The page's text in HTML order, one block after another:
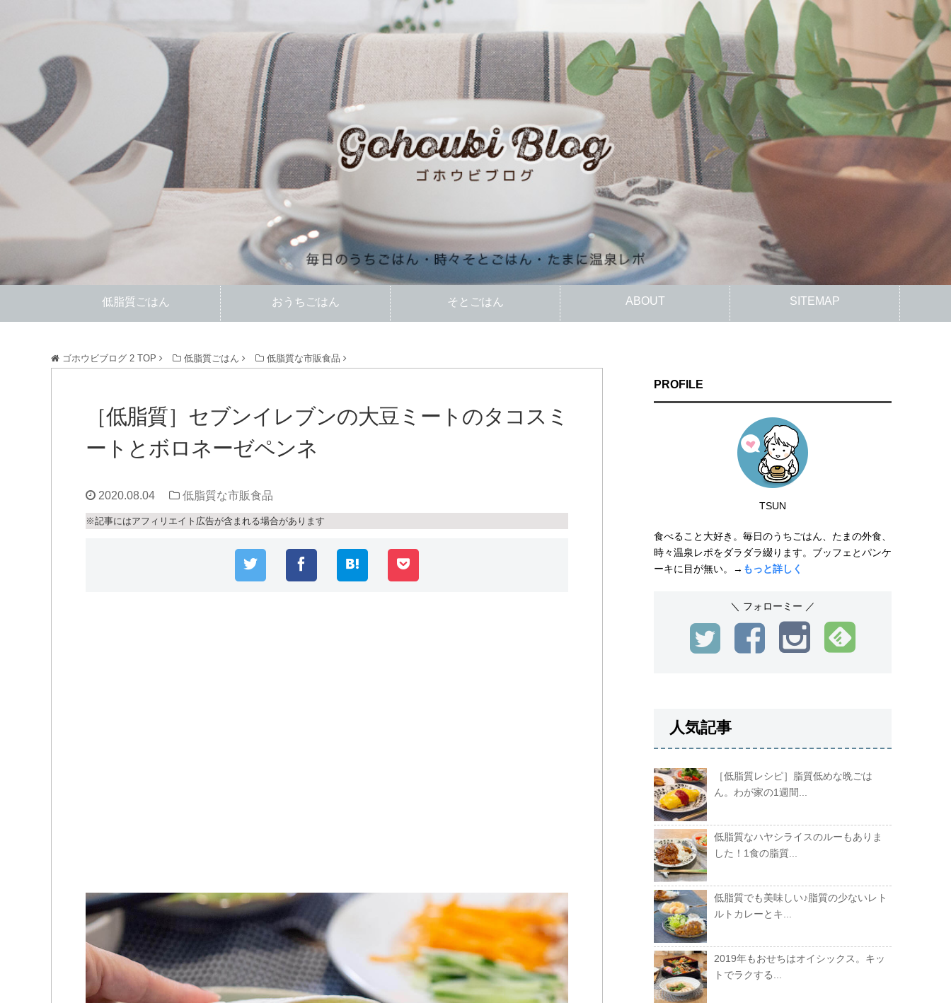
低脂質ごはん おうちごはん そとごはん ABOUT SITEMAP
ゴホウビブログ 2 TOP 低脂質ごはん 低脂質な市販食品
［低脂質］セブンイレブンの大豆ミートのタコスミ
ートとボロネーゼペンネ
2020.08.04 低脂質な市販食品
※記事にはアフィリエイト広告が含まれる場合があります
PROFILE
TSUN
食べること大好き。毎日のうちごはん、たまの外食、
時々温泉レポをダラダラ綴ります。ブッフェとパンケ
ーキに目が無い。→ もっと詳しく
＼ フォローミー ／
人気記事
［低脂質レシピ］脂質低めな晩ごは
ん。わが家の1週間...
低脂質なハヤシライスのルーもありま
した！1食の脂質...
低脂質でも美味しい♪脂質の少ないレト
ルトカレーとキ...
2019年もおせちはオイシックス。キッ
トでラクする...